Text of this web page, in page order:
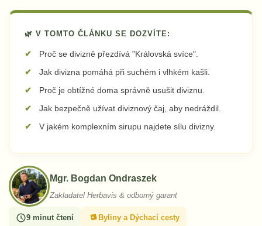
🌿 V TOMTO ČLÁNKU SE DOZVÍTE:
Proč se divizně přezdívá "Královská svíce".
Jak divizna pomáhá při suchém i vlhkém kašli.
Proč je obtížné doma správně usušit diviznu.
Jak bezpečně užívat diviznový čaj, aby nedráždil.
V jakém komplexním sirupu najdete sílu divizny.
Mgr. Bogdan Ondraszek
Zakladatel Herbavis & odborný garant
9 minut čtení Byliny a Dýchací cesty